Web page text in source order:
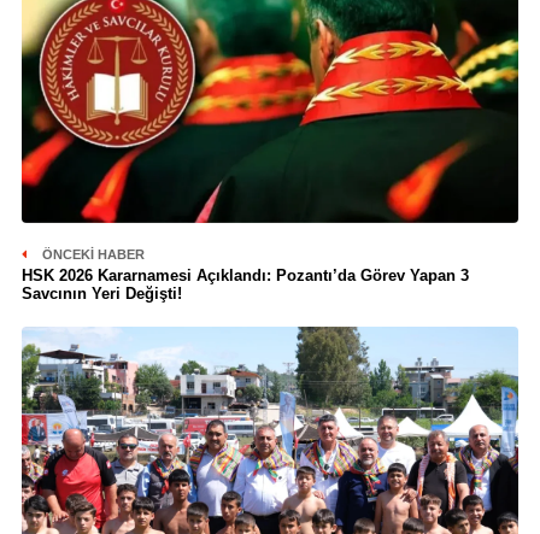
ÖNCEKI HABER
HSK 2026 Kararnamesi Açıklandı: Pozantı’da Görev Yapan 3
Savcının Yeri Değişti!